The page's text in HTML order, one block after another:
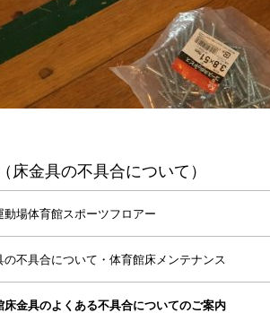
床金具の不具合について）
動場体育館スポーツフロアー
の不具合について・体育館床メンテナンス
床金具のよくある不具合についてのご案内